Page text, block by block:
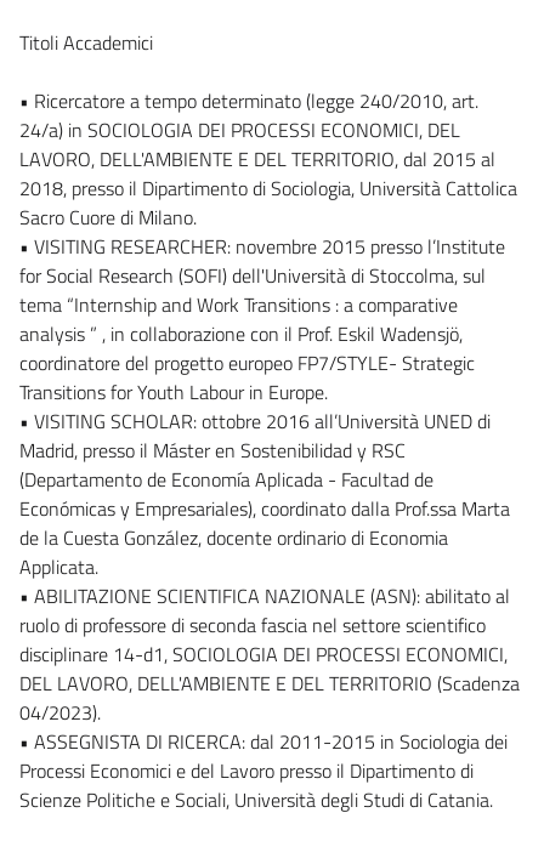
Titoli Accademici
• Ricercatore a tempo determinato (legge 240/2010, art.
24/a) in SOCIOLOGIA DEI PROCESSI ECONOMICI, DEL
LAVORO, DELL'AMBIENTE E DEL TERRITORIO, dal 2015 al
2018, presso il Dipartimento di Sociologia, Università Cattolica
Sacro Cuore di Milano.
• VISITING RESEARCHER: novembre 2015 presso l’Institute
for Social Research (SOFI) dell'Università di Stoccolma, sul
tema “Internship and Work Transitions : a comparative
analysis ” , in collaborazione con il Prof. Eskil Wadensjö,
coordinatore del progetto europeo FP7/STYLE- Strategic
Transitions for Youth Labour in Europe.
• VISITING SCHOLAR: ottobre 2016 all’Università UNED di
Madrid, presso il Máster en Sostenibilidad y RSC
(Departamento de Economía Aplicada - Facultad de
Económicas y Empresariales), coordinato dalla Prof.ssa Marta
de la Cuesta González, docente ordinario di Economia
Applicata.
• ABILITAZIONE SCIENTIFICA NAZIONALE (ASN): abilitato al
ruolo di professore di seconda fascia nel settore scientifico
disciplinare 14-d1, SOCIOLOGIA DEI PROCESSI ECONOMICI,
DEL LAVORO, DELL'AMBIENTE E DEL TERRITORIO (Scadenza
04/2023).
• ASSEGNISTA DI RICERCA: dal 2011-2015 in Sociologia dei
Processi Economici e del Lavoro presso il Dipartimento di
Scienze Politiche e Sociali, Università degli Studi di Catania.